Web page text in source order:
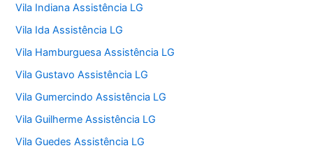
Vila Indiana Assistência LG
Vila Ida Assistência LG
Vila Hamburguesa Assistência LG
Vila Gustavo Assistência LG
Vila Gumercindo Assistência LG
Vila Guilherme Assistência LG
Vila Guedes Assistência LG